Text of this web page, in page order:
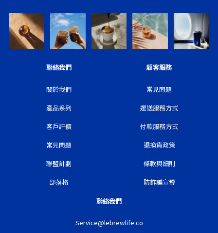
聯絡我們
關於我們
產品系列
客戶評價
常見問題
聯盟計劃
部落格
顧客服務
常見問題
運送服務方式
付款服務方式
退換貨政策
條款與細則
防詐騙宣導
聯絡我們
Service@lebrewlife.co